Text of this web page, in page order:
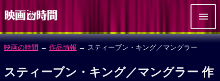
映画の時間 → 作品情報 → スティーブン・キング／マングラー
スティーブン・キング／マングラー 作